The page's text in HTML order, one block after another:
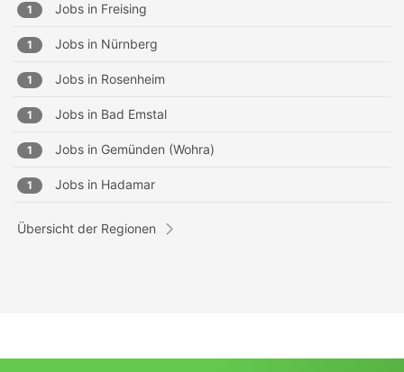
1 Jobs in Freising
1 Jobs in Nürnberg
1 Jobs in Rosenheim
1 Jobs in Bad Emstal
1 Jobs in Gemünden (Wohra)
1 Jobs in Hadamar
Übersicht der Regionen